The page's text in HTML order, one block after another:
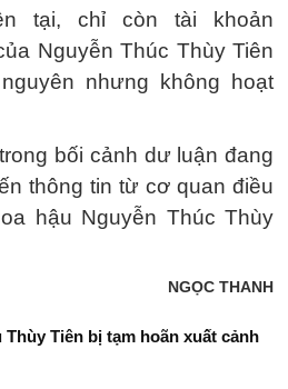
tại, chỉ còn tài khoản
Nguyễn Thúc Thùy Tiên
nhưng không hoạt
bối cảnh dư luận đang
thông tin từ cơ quan điều
hậu Nguyễn Thúc Thùy
NGỌC THANH
Thùy Tiên bị tạm hoãn xuất cảnh